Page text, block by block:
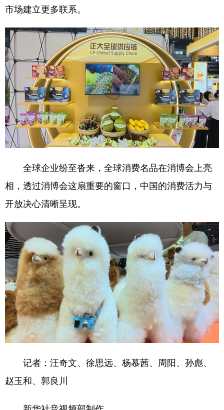
市场建立更多联系。
全球企业纷至沓来，全球消费名品在消博会上亮
相，透过消博会这扇重要的窗口，中国的消费活力与
开放决心清晰呈现。
记者：汪奇文、徐思远、杨慕茜、周阳、孙彪、
赵玉和、郭良川